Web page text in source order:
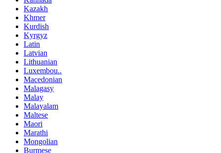
Kazakh
Khmer
Kurdish
Kyrgyz
Latin
Latvian
Lithuanian
Luxembou..
Macedonian
Malagasy
Malay
Malayalam
Maltese
Maori
Marathi
Mongolian
Burmese